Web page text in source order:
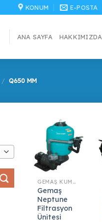
KONUM E-POSTA
ANA SAYFA HAKKIMIZDA
/ Q650 MM
GEMAŞ KUM FILTRESI
Gemaş
Neptune
Filtrasyon
Ünitesi